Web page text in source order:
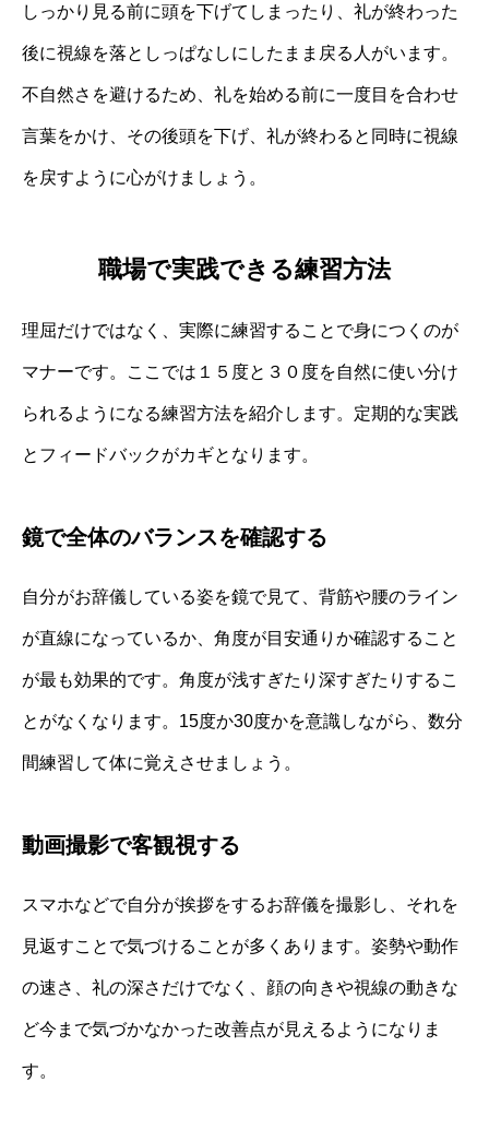
しっかり見る前に頭を下げてしまったり、礼が終わった
後に視線を落としっぱなしにしたまま戻る人がいます。
不自然さを避けるため、礼を始める前に一度目を合わせ
言葉をかけ、その後頭を下げ、礼が終わると同時に視線
を戻すように心がけましょう。
職場で実践できる練習方法
理屈だけではなく、実際に練習することで身につくのが
マナーです。ここでは１５度と３０度を自然に使い分け
られるようになる練習方法を紹介します。定期的な実践
とフィードバックがカギとなります。
鏡で全体のバランスを確認する
自分がお辞儀している姿を鏡で見て、背筋や腰のライン
が直線になっているか、角度が目安通りか確認すること
が最も効果的です。角度が浅すぎたり深すぎたりするこ
とがなくなります。15度か30度かを意識しながら、数分
間練習して体に覚えさせましょう。
動画撮影で客観視する
スマホなどで自分が挨拶をするお辞儀を撮影し、それを
見返すことで気づけることが多くあります。姿勢や動作
の速さ、礼の深さだけでなく、顔の向きや視線の動きな
ど今まで気づかなかった改善点が見えるようになりま
す。